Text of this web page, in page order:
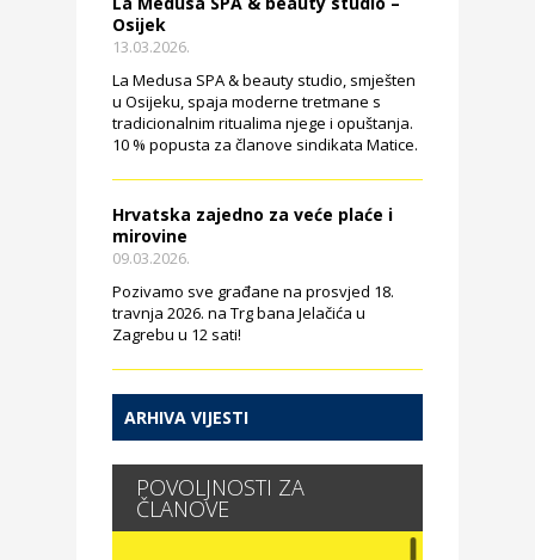
Osijek
13.03.2026.
La Medusa SPA & beauty studio, smješten
u Osijeku, spaja moderne tretmane s
tradicionalnim ritualima njege i opuštanja.
10 % popusta za članove sindikata Matice.
Hrvatska zajedno za veće plaće i
mirovine
09.03.2026.
Pozivamo sve građane na prosvjed 18.
travnja 2026. na Trg bana Jelačića u
Zagrebu u 12 sati!
ARHIVA VIJESTI
POVOLJNOSTI ZA
ČLANOVE